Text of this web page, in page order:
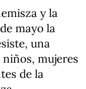
y la
mayo la
una
mujeres
de la